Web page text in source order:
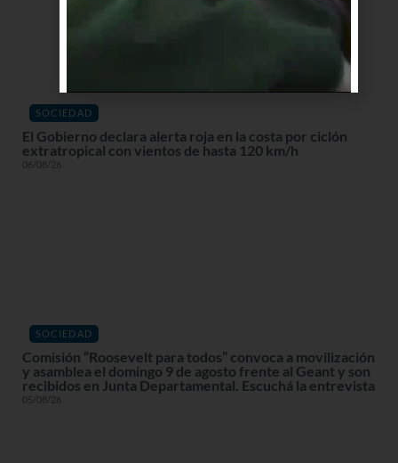
SOCIEDAD
El Gobierno declara alerta roja en la costa por ciclón
extratropical con vientos de hasta 120 km/h
06/08/26
SOCIEDAD
Comisión “Roosevelt para todos” convoca a movilización
y asamblea el domingo 9 de agosto frente al Geant y son
recibidos en Junta Departamental. Escuchá la entrevista
05/08/26